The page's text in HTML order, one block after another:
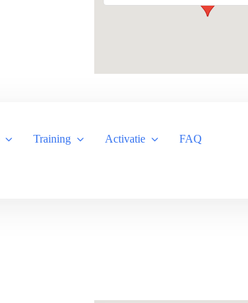
Training Activatie FAQ